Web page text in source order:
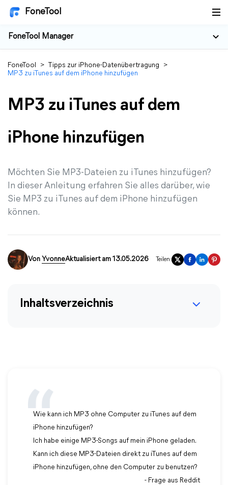
FoneTool
FoneTool Manager
FoneTool > Tipps zur iPhone-Datenübertragung
>
MP3 zu iTunes auf dem iPhone hinzufügen
MP3 zu iTunes auf dem
iPhone hinzufügen
Möchten Sie MP3-Dateien zu iTunes hinzufügen?
In dieser Anleitung erfahren Sie alles darüber, wie
Sie MP3 zu iTunes auf dem iPhone hinzufügen
können.
Von YvonneAktualisiert am 13.05.2026 Teilen:
Inhaltsverzeichnis
Wie kann ich MP3 ohne Computer zu iTunes auf dem
iPhone hinzufügen?
Ich habe einige MP3-Songs auf mein iPhone geladen.
Kann ich diese MP3-Dateien direkt zu iTunes auf dem
iPhone hinzufügen, ohne den Computer zu benutzen?
- Frage aus Reddit